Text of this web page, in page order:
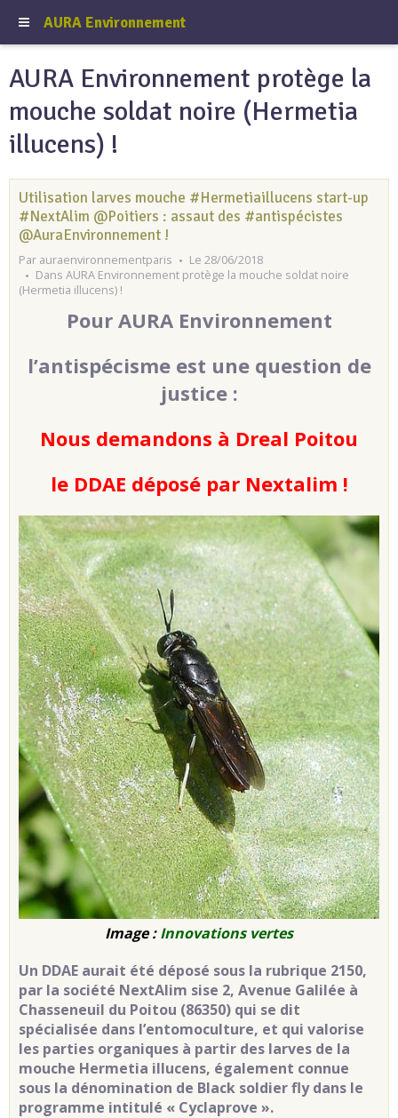
AURA Environnement
AURA Environnement protège la
mouche soldat noire (Hermetia
illucens) !
Utilisation larves mouche #Hermetiaillucens start-up
#NextAlim @Poitiers : assaut des #antispécistes
@AuraEnvironnement !
Par auraenvironnementparis
Le 28/06/2018
Dans AURA Environnement protège la mouche soldat noire
(Hermetia illucens) !
Pour AURA Environnement
l’antispécisme est une question de
justice :
Nous demandons à Dreal Poitou
le DDAE déposé par Nextalim !
Image :Innovations vertes
Un DDAE aurait été déposé sous la rubrique 2150,
par la société NextAlim sise 2, Avenue Galilée à
Chasseneuil du Poitou (86350) qui se dit
spécialisée dans l’entomoculture, et qui valorise
les parties organiques à partir des larves de la
mouche Hermetia illucens, également connue
sous la dénomination de Black soldier fly dans le
programme intitulé « Cyclaprove ».